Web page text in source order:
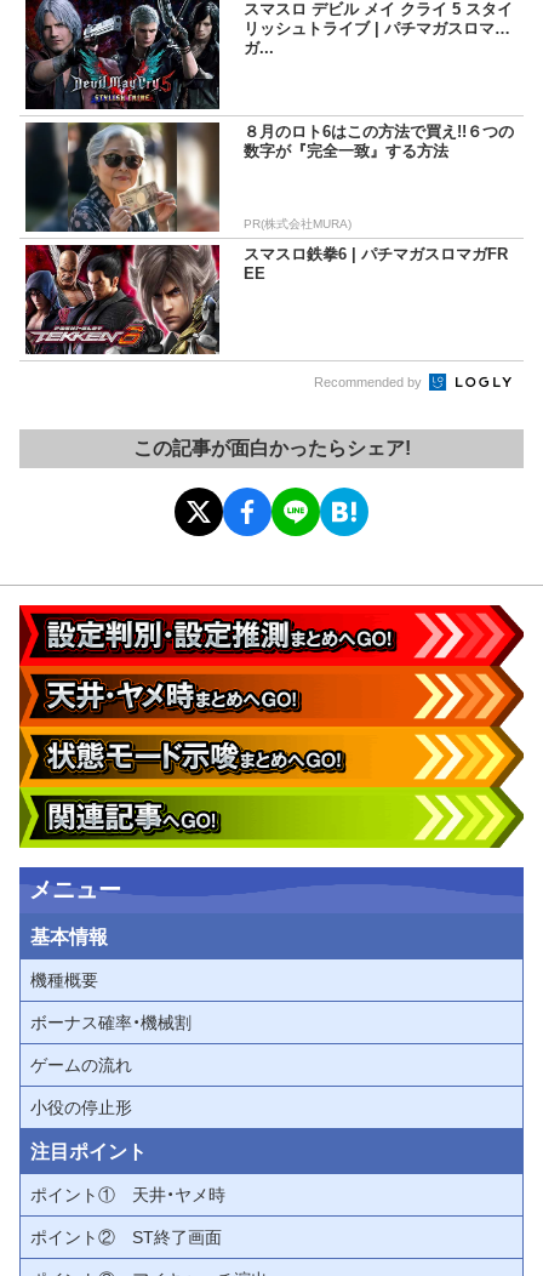
スマスロ デビル メイ クライ 5 スタイ
リッシュトライブ | パチマガスロマ
ガ...
８月のロト6はこの方法で買え!!６つの
数字が『完全一致』する方法
PR(株式会社MURA)
スマスロ鉄拳6 | パチマガスロマガFR
EE
Recommended by
この記事が面白かったらシェア!
メニュー
基本情報
機種概要
ボーナス確率・機械割
ゲームの流れ
小役の停止形
注目ポイント
ポイント① 天井・ヤメ時
ポイント② ST終了画面